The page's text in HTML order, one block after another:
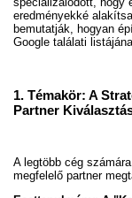
eredményekké
bemutatják, hogyan
Google találati
1. Témakör: A
Partner
A legtöbb cég
megfelelő partner